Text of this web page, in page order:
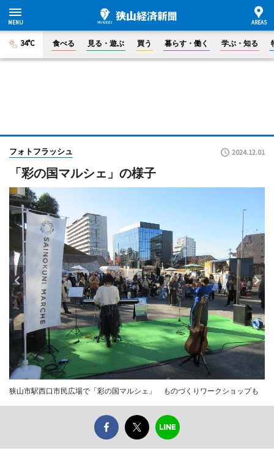
34°C 食べる 見る・遊ぶ 買う 暮らす・働く 学ぶ・知る
フォトフラッシュ 2024.12.01
「彩の国マルシェ」の様子
狭山市駅西口市民広場で「彩の国マルシェ」 ものづくりワークショップも